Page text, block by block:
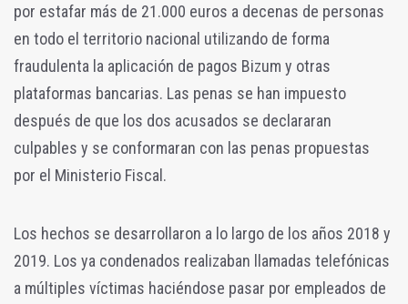
por estafar más de 21.000 euros a decenas de personas
en todo el territorio nacional utilizando de forma
fraudulenta la aplicación de pagos Bizum y otras
plataformas bancarias. Las penas se han impuesto
después de que los dos acusados se declararan
culpables y se conformaran con las penas propuestas
por el Ministerio Fiscal.
Los hechos se desarrollaron a lo largo de los años 2018 y
2019. Los ya condenados realizaban llamadas telefónicas
a múltiples víctimas haciéndose pasar por empleados de